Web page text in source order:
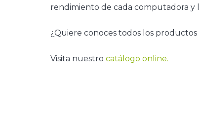
rendimiento de cada computadora y
¿Quiere conoces todos los
Visita nuestro catálogo online.